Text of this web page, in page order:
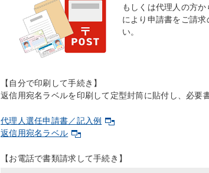
もしくは代理人の方
により申請書をご請
い。
【自分で印刷して手続き】
返信用宛名ラベルを印刷して定型封筒に貼付し、必要
代理人選任申請書／記入例
返信用宛名ラベル
【お電話で書類請求して手続き】